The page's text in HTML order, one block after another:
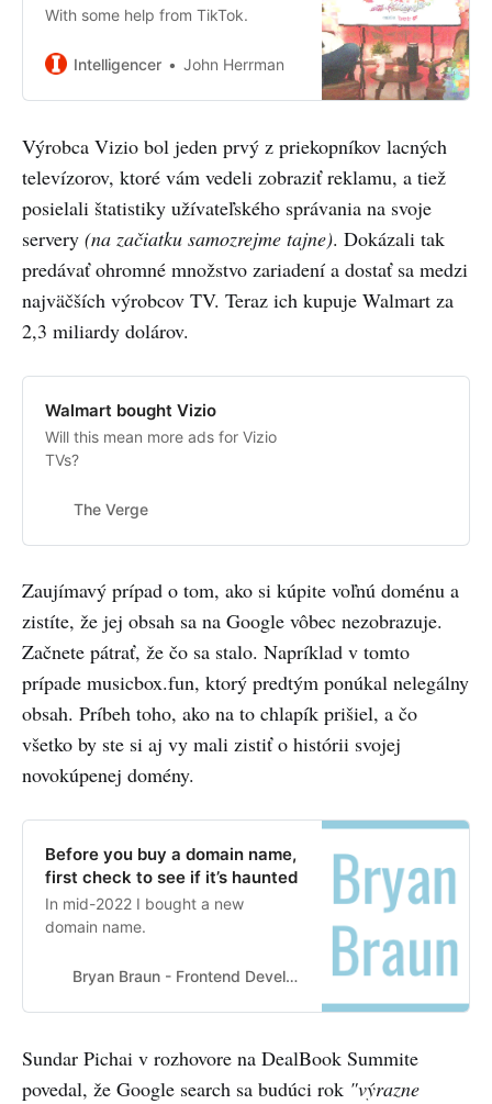
With some help from TikTok.
Intelligencer John Herrman
Výrobca Vizio bol jeden prvý z priekopníkov lacných
televízorov, ktoré vám vedeli zobraziť reklamu, a tiež
posielali štatistiky užívateľského správania na svoje
servery (na začiatku samozrejme tajne). Dokázali tak
predávať ohromné množstvo zariadení a dostať sa medzi
najväčších výrobcov TV. Teraz ich kupuje Walmart za
2,3 miliardy dolárov.
Walmart bought Vizio
Will this mean more ads for Vizio
TVs?
The Verge
Zaujímavý prípad o tom, ako si kúpite voľnú doménu a
zistíte, že jej obsah sa na Google vôbec nezobrazuje.
Začnete pátrať, že čo sa stalo. Napríklad v tomto
prípade musicbox.fun, ktorý predtým ponúkal nelegálny
obsah. Príbeh toho, ako na to chlapík prišiel, a čo
všetko by ste si aj vy mali zistiť o histórii svojej
novokúpenej domény.
Before you buy a domain name,
first check to see if it’s haunted
In mid-2022 I bought a new
domain name.
Bryan Braun - Frontend Developer
Sundar Pichai v rozhovore na DealBook Summite
povedal, že Google search sa budúci rok "výrazne